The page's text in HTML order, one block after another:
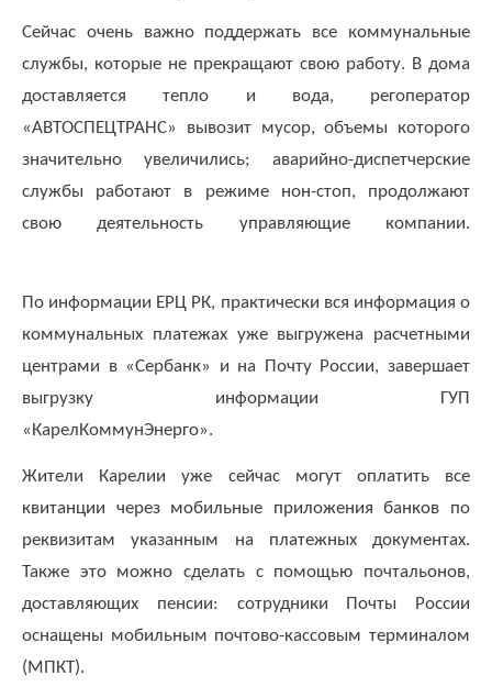
юридических
(договоры,
допсоглашения):
8
79-
82-86
;
Для
юридических
лиц
платежным
документам
смена
почтового
запрос
дубликатов
ПД
сверок;
Сейчас очень важно поддержать все коммунальные
службы, которые не прекращают свою работу. В дома
доставляется тепло и вода, регоператор
«АВТОСПЕЦТРАНС» вывозит мусор, объемы которого
значительно увеличились; аварийно-диспетчерские
службы работают в режиме нон-стоп, продолжают
свою деятельность управляющие компании.
По информации ЕРЦ РК, практически вся информация о
коммунальных платежах уже выгружена расчетными
центрами в «Сербанк» и на Почту России, завершает
выгрузку информации ГУП
«КарелКоммунЭнерго».
Жители Карелии уже сейчас могут оплатить все
квитанции через мобильные приложения банков по
реквизитам указанным на платежных документах.
Также это можно сделать с помощью почтальонов,
доставляющих пенсии: сотрудники Почты России
оснащены мобильным почтово-кассовым терминалом
(МПКТ).